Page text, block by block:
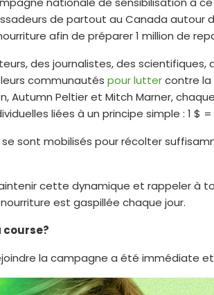
de partout au Canada autour
afin de préparer 1 million de
des journalistes, des
communautés pour luttercontre la
Autumn Peltier et Mitch Marner,
liées à un principe simple : 1 $ =
sont mobilisés pour récolter
cette dynamique et rappeler à
est gaspillée chaque jour.
course?
la campagne a été immédiate